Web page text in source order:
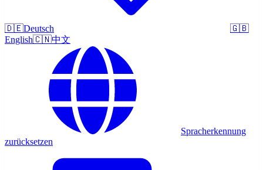
🇩🇪Deutsch
🇬🇧
English🇨🇳中文
Spracherkennung
zurücksetzen